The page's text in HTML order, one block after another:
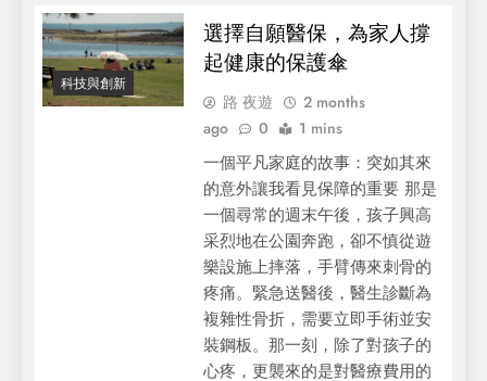
科技與創新
選擇自願醫保，為家人撐
起健康的保護傘
路 夜遊
2 months
ago
0 1 mins
一個平凡家庭的故事：突如其來
的意外讓我看見保障的重要 那是
一個尋常的週末午後，孩子興高
采烈地在公園奔跑，卻不慎從遊
樂設施上摔落，手臂傳來刺骨的
疼痛。緊急送醫後，醫生診斷為
複雜性骨折，需要立即手術並安
裝鋼板。那一刻，除了對孩子的
心疼，更襲來的是對醫療費用的